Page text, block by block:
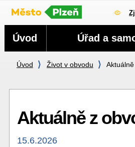
Úvod Život v obvodu
Aktuálně z
15.6.2026
Navigace
Úvod Úřad a